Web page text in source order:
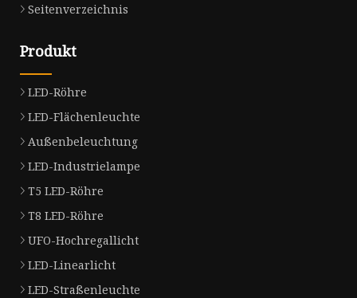
Seitenverzeichnis
Produkt
LED-Röhre
LED-Flächenleuchte
Außenbeleuchtung
LED-Industrielampe
T5 LED-Röhre
T8 LED-Röhre
UFO-Hochregallicht
LED-Linearlicht
LED-Straßenleuchte